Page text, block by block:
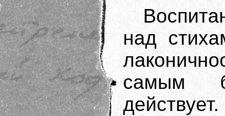
над
самым
действует.